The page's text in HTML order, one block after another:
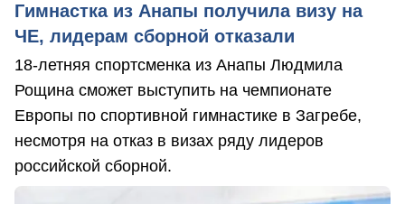
Гимнастка из Анапы получила визу на
ЧЕ, лидерам сборной отказали
18-летняя спортсменка из Анапы Людмила
Рощина сможет выступить на чемпионате
Европы по спортивной гимнастике в Загребе,
несмотря на отказ в визах ряду лидеров
российской сборной.